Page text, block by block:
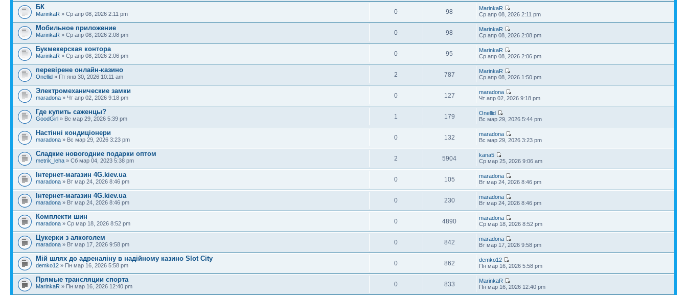
БК
MarinkaR » Ср апр 08, 2026 2:11 pm 0 98
MarinkaR
Ср апр 08, 2026 2:11 pm
Мобильное приложение
MarinkaR » Ср апр 08, 2026 2:08 pm 0 98
MarinkaR
Ср апр 08, 2026 2:08 pm
Букмекерская контора
MarinkaR » Ср апр 08, 2026 2:06 pm 0 95
MarinkaR
Ср апр 08, 2026 2:06 pm
перевірене онлайн-казино
Onellid » Пт янв 30, 2026 10:11 am 2 787
MarinkaR
Ср апр 08, 2026 1:50 pm
Электромеханические замки
maradona » Чт апр 02, 2026 9:18 pm 0 127
maradona
Чт апр 02, 2026 9:18 pm
Где купить саженцы?
GoodGirl » Вс мар 29, 2026 5:39 pm 1 179
Onellid
Вс мар 29, 2026 5:44 pm
Настінні кондиціонери
maradona » Вс мар 29, 2026 3:23 pm 0 132
maradona
Вс мар 29, 2026 3:23 pm
Сладкие новогодние подарки оптом
metrik_leha » Сб мар 04, 2023 5:38 pm 2 5904
kana5
Ср мар 25, 2026 9:06 am
Інтернет-магазин 4G.kiev.ua
maradona » Вт мар 24, 2026 8:46 pm 0 105
maradona
Вт мар 24, 2026 8:46 pm
Інтернет-магазин 4G.kiev.ua
maradona » Вт мар 24, 2026 8:46 pm 0 230
maradona
Вт мар 24, 2026 8:46 pm
Комплекти шин
maradona » Ср мар 18, 2026 8:52 pm 0 4890
maradona
Ср мар 18, 2026 8:52 pm
Цукерки з алкоголем
maradona » Вт мар 17, 2026 9:58 pm 0 842
maradona
Вт мар 17, 2026 9:58 pm
Мій шлях до адреналіну в надійному казино Slot City
demko12 » Пн мар 16, 2026 5:58 pm 0 862
demko12
Пн мар 16, 2026 5:58 pm
Прямые трансляции спорта
MarinkaR » Пн мар 16, 2026 12:40 pm 0 833
MarinkaR
Пн мар 16, 2026 12:40 pm